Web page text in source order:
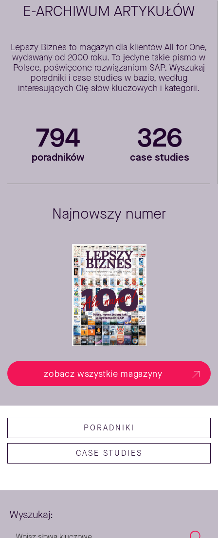
E-ARCHIWUM ARTYKUŁÓW
Lepszy Biznes to magazyn dla klientów All for One,
wydawany od 2000 roku. To jedyne takie pismo w
Polsce, poświęcone rozwiązaniom SAP. Wyszukaj
poradniki i case studies w bazie, według
interesujących Cię słów kluczowych i kategorii.
794
poradników
326
case studies
Najnowszy numer
zobacz wszystkie magazyny
PORADNIKI
CASE STUDIES
Wyszukaj: